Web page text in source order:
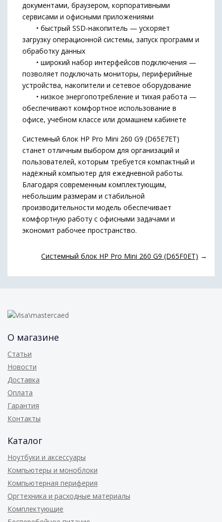
документами, браузером, корпоративными
сервисами и офисными приложениями
• быстрый SSD-накопитель — ускоряет
загрузку операционной системы, запуск программ и
обработку данных
• широкий набор интерфейсов подключения —
позволяет подключать мониторы, периферийные
устройства, накопители и сетевое оборудование
• низкое энергопотребление и тихая работа —
обеспечивают комфортное использование в
офисе, учебном классе или домашнем кабинете
Системный блок HP Pro Mini 260 G9 (D65E7ET)
станет отличным выбором для организаций и
пользователей, которым требуется компактный и
надёжный компьютер для ежедневной работы.
Благодаря современным комплектующим,
небольшим размерам и стабильной
производительности модель обеспечивает
комфортную работу с офисными задачами и
экономит рабочее пространство.
Системный блок HP Pro Mini 260 G9 (D65F0ET) →
О магазине
Статьи
Новости
Доставка
Оплата
Гарантия
Контакты
Каталог
Ноутбуки и аксессуары
Компьютеры и моноблоки
Компьютерная периферия
Оргтехника и расходные материалы
Комплектующие